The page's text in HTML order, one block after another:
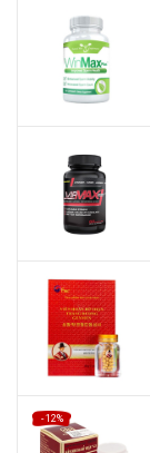
- 12%